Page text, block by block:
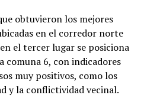
obtuvieron los mejores
en el corredor norte
el tercer lugar se posiciona
comuna 6, con indicadores
muy positivos, como los
y la conflictividad vecinal.